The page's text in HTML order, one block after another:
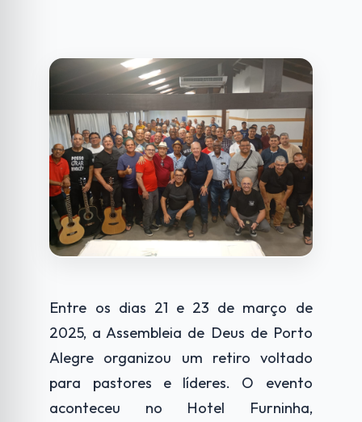
Entre os dias 21 e 23 de março de
2025, a Assembleia de Deus de Porto
Alegre organizou um retiro voltado
para pastores e líderes. O evento
aconteceu no Hotel Furninha,